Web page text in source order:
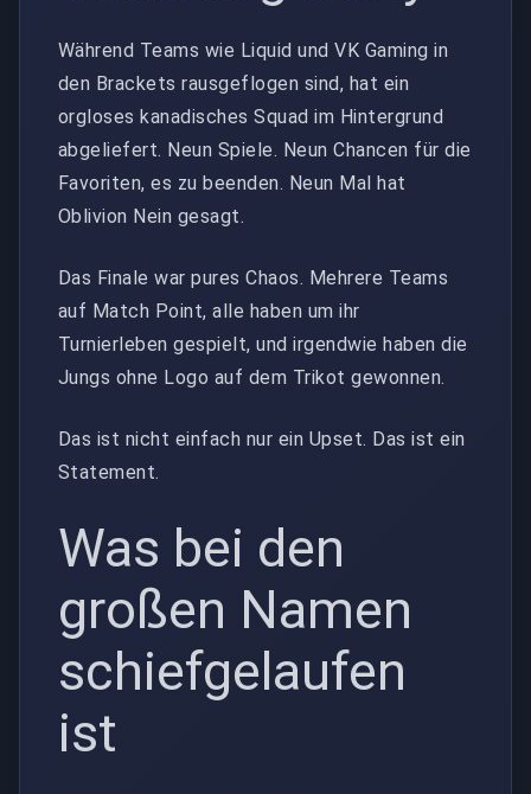
Während Teams wie Liquid und VK Gaming in
den Brackets rausgeflogen sind, hat ein
orgloses kanadisches Squad im Hintergrund
abgeliefert. Neun Spiele. Neun Chancen für die
Favoriten, es zu beenden. Neun Mal hat
Oblivion Nein gesagt.
Das Finale war pures Chaos. Mehrere Teams
auf Match Point, alle haben um ihr
Turnierleben gespielt, und irgendwie haben die
Jungs ohne Logo auf dem Trikot gewonnen.
Das ist nicht einfach nur ein Upset. Das ist ein
Statement.
Was bei den
großen Namen
schiefgelaufen
ist